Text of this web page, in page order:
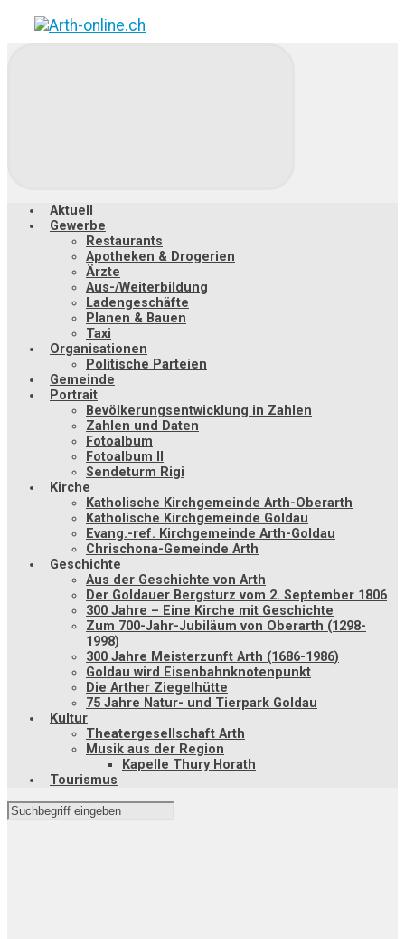
Zum
Hauptinhalt
Aktuell
Gewerbe
Restaurants
Apotheken & Drogerien
Ärzte
Aus-/Weiterbildung
Ladengeschäfte
Planen & Bauen
Taxi
Organisationen
Politische Parteien
Gemeinde
Portrait
Bevölkerungsentwicklung in Zahlen
Zahlen und Daten
Fotoalbum
Fotoalbum II
Sendeturm Rigi
Kirche
Katholische Kirchgemeinde Arth-Oberarth
Katholische Kirchgemeinde Goldau
Evang.-ref. Kirchgemeinde Arth-Goldau
Chrischona-Gemeinde Arth
Geschichte
Aus der Geschichte von Arth
Der Goldauer Bergsturz vom 2. September 1806
300 Jahre – Eine Kirche mit Geschichte
Zum 700-Jahr-Jubiläum von Oberarth (1298-
1998)
300 Jahre Meisterzunft Arth (1686-1986)
Goldau wird Eisenbahnknotenpunkt
Die Arther Ziegelhütte
75 Jahre Natur- und Tierpark Goldau
Kultur
Theatergesellschaft Arth
Musik aus der Region
Kapelle Thury Horath
Tourismus